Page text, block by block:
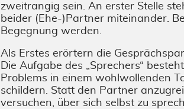
zweitrangig sein. An erster Stelle
beider (Ehe-)Partner miteinander.
Begegnung werden.
Als Erstes erörtern die
Die Aufgabe des „Sprechers“
Problems in einem wohlwollenden
schildern. Statt den Partner
versuchen, über sich selbst zu